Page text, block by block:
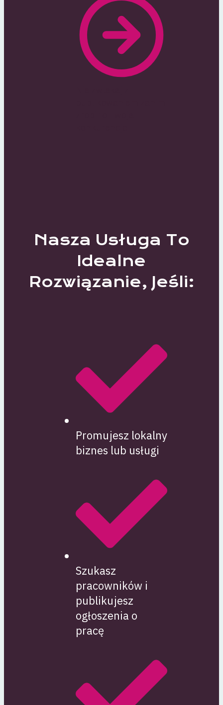
Nasza Usługa To
Idealne
Rozwiązanie, Jeśli:
Promujesz lokalny
biznes lub usługi
Szukasz
pracowników i
publikujesz
ogłoszenia o
pracę